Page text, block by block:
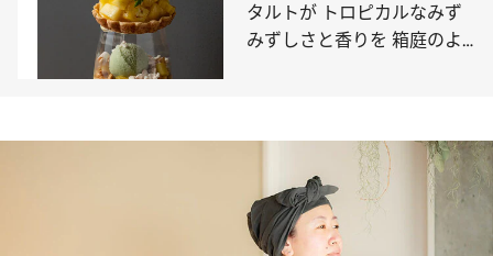
タルトが トロピカルなみず
みずしさと香りを 箱庭のよ